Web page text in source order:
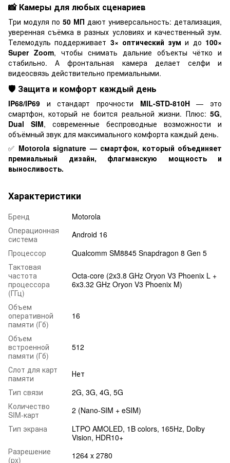
📸 Камеры для любых сценариев
Три модуля по 50 МП дают универсальность: детализация,
уверенная съёмка в разных условиях и качественный зум.
Телемодуль поддерживает 3× оптический зум и до 100×
Super Zoom, чтобы снимать дальние объекты чётко и
стабильно. А фронтальная камера делает селфи и
видеосвязь действительно премиальными.
🛡️ Защита и комфорт каждый день
IP68/IP69 и стандарт прочности MIL-STD-810H— это
смартфон, который не боится реальной жизни. Плюс: 5G,
Dual SIM, современные беспроводные возможности и
объёмный звук для максимального комфорта каждый день.
✅ Motorola signature — смартфон, который объединяет
премиальный дизайн, флагманскую мощность и
выносливость.
Характеристики
Бренд
Motorola
Операционная
система
Android 16
Процессор
Qualcomm SM8845 Snapdragon 8 Gen 5
Тактовая
частота
процессора
(ГГц)
Octa-core (2x3.8 GHz Oryon V3 Phoenix L +
6x3.32 GHz Oryon V3 Phoenix M)
Объем
оперативной
памяти (Гб)
16
Объем
встроенной
памяти (Гб)
512
Слот для карт
памяти
Нет
Тип связи
2G, 3G, 4G, 5G
Количество
SIM-карт
2 (Nano-SIM + eSIM)
Тип экрана
LTPO AMOLED, 1B colors, 165Hz, Dolby
Vision, HDR10+
Разрешение
(px)
1264 x 2780